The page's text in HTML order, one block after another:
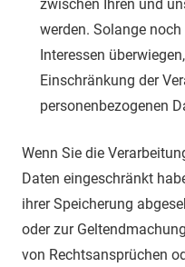
zwischen Ihren und
werden. Solange
Interessen
Einschränkung der
personenbezogenen
Wenn Sie die
Daten eingeschränkt
ihrer Speicherung
oder zur
von Rechtsansprüchen